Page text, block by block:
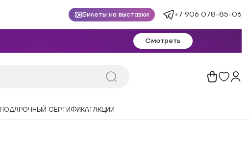
Билеты на выставки +7 906 078-85-06
Смотреть
ПОДАРОЧНЫЙ СЕРТИФИКАТАКЦИИ